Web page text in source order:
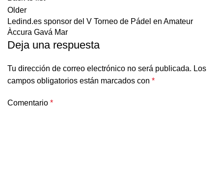
Older
Ledind.es sponsor del V Torneo de Pádel en Amateur
Àccura Gavá Mar
Deja una respuesta
Tu dirección de correo electrónico no será publicada. Los
campos obligatorios están marcados con *
Comentario *